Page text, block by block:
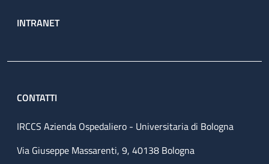
INTRANET
CONTATTI
IRCCS Azienda Ospedaliero - Universitaria di Bologna
Via Giuseppe Massarenti, 9, 40138 Bologna